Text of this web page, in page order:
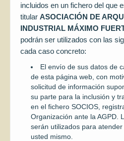
Red Internacional de Paisajes
Documentación
incluidos en un fichero del que
titular ASOCIACIÓN DE
INDUSTRIAL MÁXIMO
podrán ser utilizados con las
cada caso concreto:
El envío de sus datos de
de esta página web, con
solicitud de información
su parte para la inclusión y
en el fichero SOCIOS,
Organización ante la AGPD.
serán utilizados para
usted mismo.